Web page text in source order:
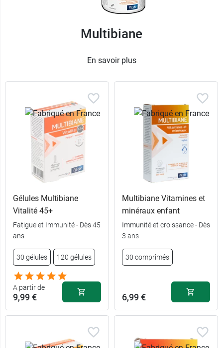
Multibiane
En savoir plus
Gélules Multibiane
Vitalité 45+
Fatigue et Immunité - Dès 45
ans
30 gélules 120 gélules
A partir de
9,99 €
Multibiane Vitamines et
minéraux enfant
Immunité et croissance - Dès
3 ans
30 comprimés
6,99 €